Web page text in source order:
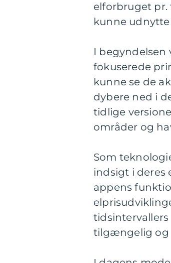
elforbruget pr.
kunne udnytte
I begyndelsen
fokuserede
kunne se de
dybere ned i
tidlige
områder og
Som
indsigt i deres
appens
tilgængelig og